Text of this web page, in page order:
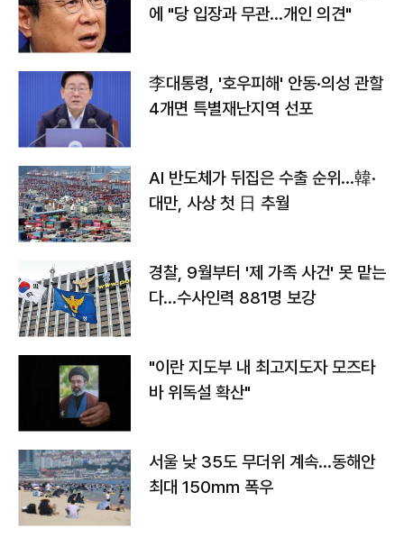
에 "당 입장과 무관…개인 의견"
李대통령, '호우피해' 안동·의성 관할
4개면 특별재난지역 선포
AI 반도체가 뒤집은 수출 순위…韓·
대만, 사상 첫 日 추월
경찰, 9월부터 '제 가족 사건' 못 맡는
다…수사인력 881명 보강
"이란 지도부 내 최고지도자 모즈타
바 위독설 확산"
서울 낮 35도 무더위 계속…동해안
최대 150㎜ 폭우